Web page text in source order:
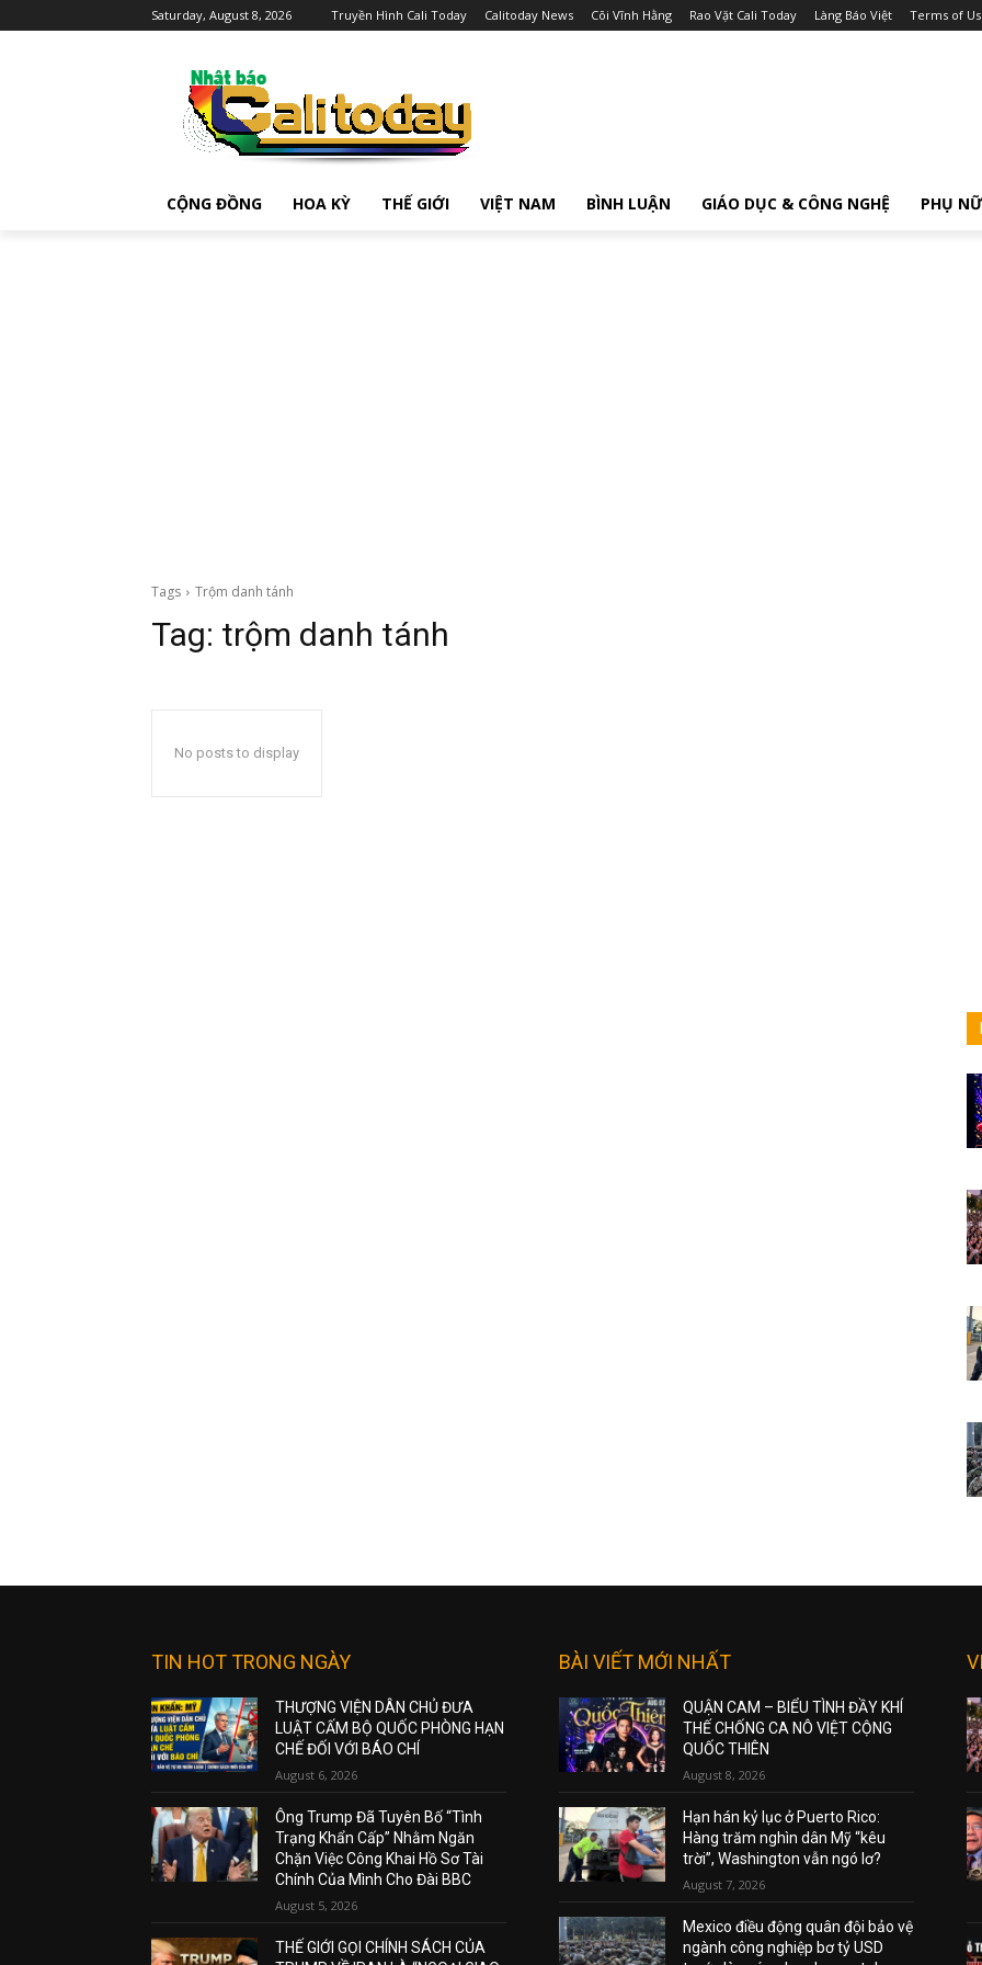
Saturday, August 8, 2026 Truyền Hình Cali Today Calitoday News Cõi Vĩnh Hằng Rao Vặt Cali Today Làng Báo Việt Terms of
CỘNG ĐỒNG HOA KỲ THẾ GIỚI VIỆT NAM BÌNH LUẬN GIÁO DỤC & CÔNG NGHỆ PHỤ NỮ
Tags Trộm danh tánh
Tag: trộm danh tánh
No posts to display
TIN HOT TRONG NGÀY
THƯỢNG VIỆN DÂN CHỦ ĐƯA
LUẬT CẤM BỘ QUỐC PHÒNG HẠN
CHẾ ĐỐI VỚI BÁO CHÍ
August 6, 2026
Ông Trump Đã Tuyên Bố “Tình
Trạng Khẩn Cấp” Nhằm Ngăn
Chặn Việc Công Khai Hồ Sơ Tài
Chính Của Mình Cho Đài BBC
August 5, 2026
THẾ GIỚI GỌI CHÍNH SÁCH CỦA
BÀI VIẾT MỚI NHẤT
QUẬN CAM – BIỂU TÌNH ĐẦY KHÍ
THẾ CHỐNG CA NÔ VIỆT CỘNG
QUỐC THIÊN
August 8, 2026
Hạn hán kỷ lục ở Puerto Rico:
Hàng trăm nghìn dân Mỹ “kêu
trời”, Washington vẫn ngó lơ?
August 7, 2026
Mexico điều động quân đội bảo vệ
ngành công nghiệp bơ tỷ USD